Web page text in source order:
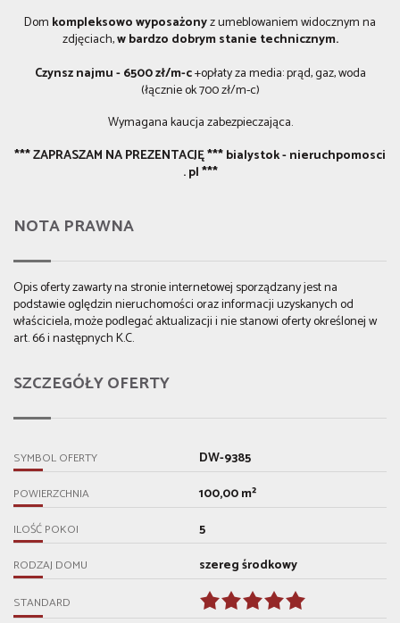
Dom kompleksowo wyposażonyz umeblowaniem widocznym na
zdjęciach,w bardzo dobrym stanie technicznym.
Czynsz najmu-6500 zł/m-c+opłaty za media: prąd, gaz, woda
(łącznie ok 700 zł/m-c)
Wymagana kaucja zabezpieczająca.
*** ZAPRASZAM NA PREZENTACJĘ *** bialystok - nieruchpomosci
. pl ***
NOTA PRAWNA
Opis oferty zawarty na stronie internetowej sporządzany jest na
podstawie oględzin nieruchomości oraz informacji uzyskanych od
właściciela, może podlegać aktualizacji i nie stanowi oferty określonej w
art. 66 i następnych K.C.
SZCZEGÓŁY OFERTY
SYMBOL OFERTY DW-9385
POWIERZCHNIA 100,00 m²
ILOŚĆ POKOI 5
RODZAJ DOMU szereg środkowy
STANDARD